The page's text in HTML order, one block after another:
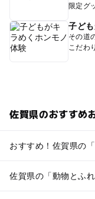
限定グ
子ど
その道
こだわ
佐賀県のおすすめ
おすすめ！佐賀県の
佐賀県の「動物とふ